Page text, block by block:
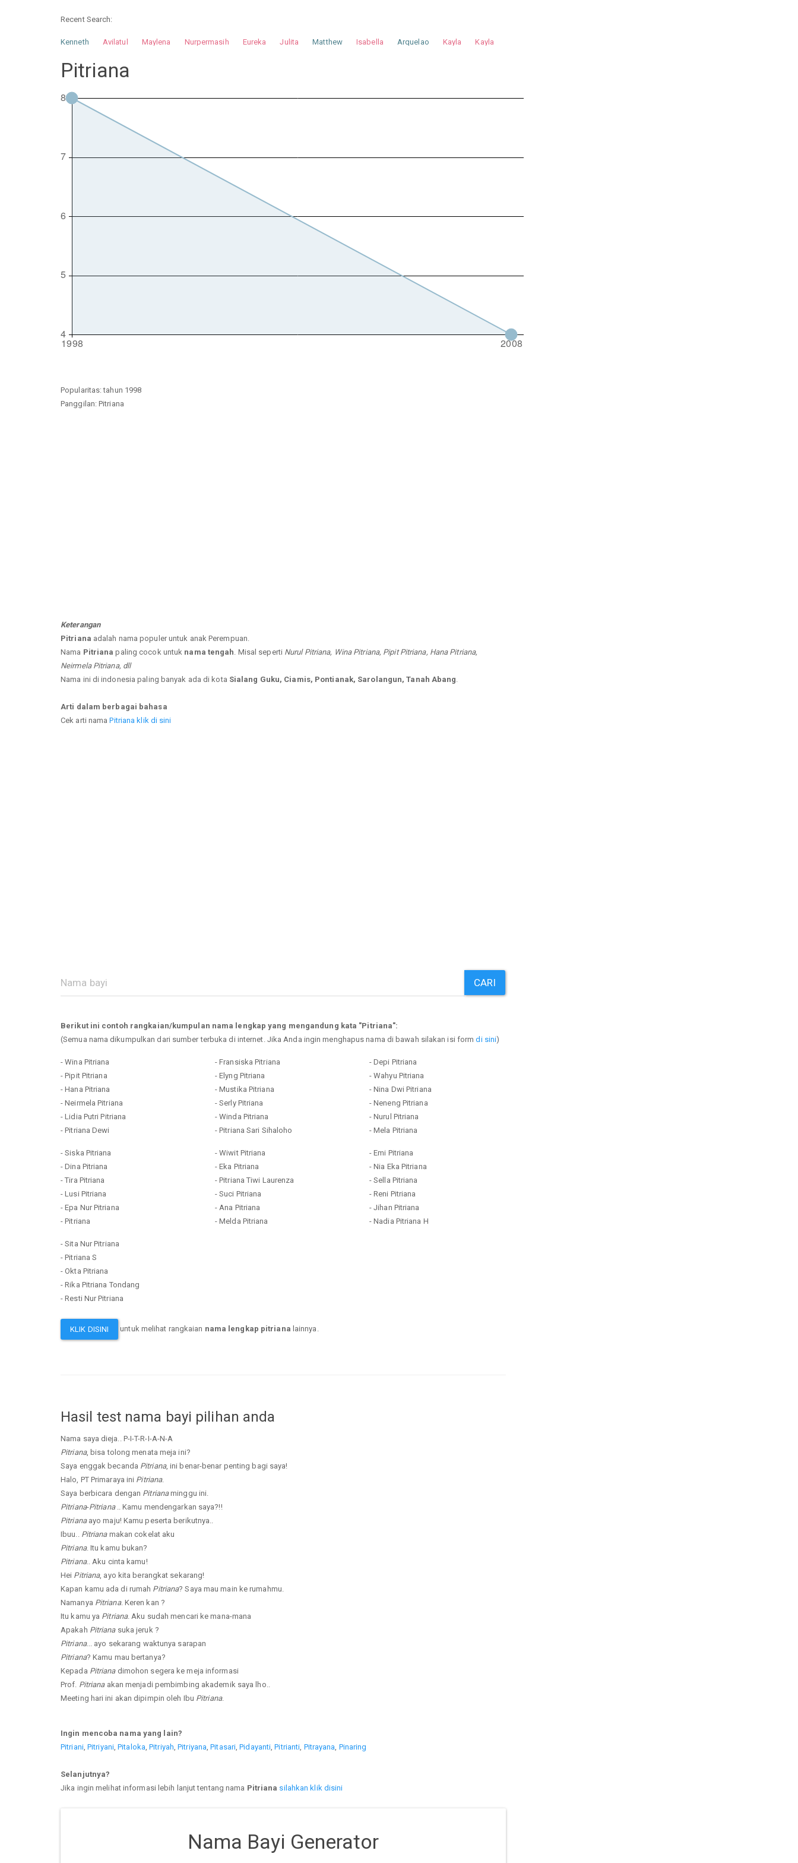
Recent Search:
Kenneth Avilatul Maylena Nurpermasih Eureka Julita Matthew Isabella Arquelao Kayla
Kayla
Pitriana
Popularitas: tahun 1998
Panggilan: Pitriana
Keterangan
Pitriana adalah nama populer untuk anak Perempuan.
Nama Pitriana paling cocok untuk nama tengah . Misal seperti Nurul Pitriana, Wina Pitriana, Pipit Pitriana, Hana Pitriana,
Neirmela Pitriana, dll
Nama ini di indonesia paling banyak ada di kota Sialang Guku, Ciamis, Pontianak, Sarolangun, Tanah Abang
Arti dalam berbagai bahasa
Cek arti namaPitriana klik di sini
CARI
Berikut ini contoh rangkaian/kumpulan nama lengkap yang mengandung kata "Pitriana":
(Semua nama dikumpulkan dari sumber terbuka di internet. Jika Anda ingin menghapus nama di bawah silakan isi formdi sini)
- Wina Pitriana
- Pipit Pitriana
- Hana Pitriana
- Neirmela Pitriana
- Lidia Putri Pitriana
- Pitriana Dewi
- Fransiska Pitriana
- Elyng Pitriana
- Mustika Pitriana
- Serly Pitriana
- Winda Pitriana
- Pitriana Sari Sihaloho
- Depi Pitriana
- Wahyu Pitriana
- Nina Dwi Pitriana
- Neneng Pitriana
- Nurul Pitriana
- Mela Pitriana
- Siska Pitriana
- Dina Pitriana
- Tira Pitriana
- Lusi Pitriana
- Epa Nur Pitriana
- Pitriana
- Wiwit Pitriana
- Eka Pitriana
- Pitriana Tiwi Laurenza
- Suci Pitriana
- Ana Pitriana
- Melda Pitriana
- Emi Pitriana
- Nia Eka Pitriana
- Sella Pitriana
- Reni Pitriana
- Jihan Pitriana
- Nadia Pitriana H
- Sita Nur Pitriana
- Pitriana S
- Okta Pitriana
- Rika Pitriana Tondang
- Resti Nur Pitriana
KLIK DISINI untuk melihat rangkaian nama lengkap pitriana lainnya.
Hasil test nama bayi pilihan anda
Nama saya dieja.. P-I-T-R-I-A-N-A
Pitriana, bisa tolong menata meja ini?
Saya enggak becanda Pitriana, ini benar-benar penting bagi saya!
Halo, PT Primaraya ini Pitriana.
Saya berbicara dengan Pitrianaminggu ini.
Pitriana-Pitriana.. Kamu mendengarkan saya?!!
Pitrianaayo maju! Kamu peserta berikutnya..
Ibuu.. Pitrianamakan cokelat aku
Pitriana. Itu kamu bukan?
Pitriana.. Aku cinta kamu!
Hei Pitriana, ayo kita berangkat sekarang!
Kapan kamu ada di rumah Pitriana? Saya mau main ke rumahmu.
Namanya Pitriana. Keren kan ?
Itu kamu ya Pitriana. Aku sudah mencari ke mana-mana
Apakah Pitrianasuka jeruk ?
Pitriana... ayo sekarang waktunya sarapan
Pitriana? Kamu mau bertanya?
Kepada Pitrianadimohon segera ke meja informasi
Prof. Pitrianaakan menjadi pembimbing akademik saya lho..
Meeting hari ini akan dipimpin oleh Ibu Pitriana.
Ingin mencoba nama yang lain?
Pitriani,Pitriyani,Pitaloka ,Pitriyah ,Pitriyana ,Pitasari ,Pidayanti ,Pitrianti Pitrayana Pinaring
Selanjutnya?
Jika ingin melihat informasi lebih lanjut tentang nama Pitriana silahkan klik disini
Nama Bayi Generator